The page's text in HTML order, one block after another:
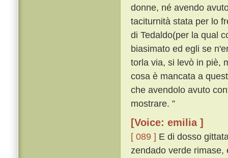
donne, né avendo
taciturnità stata per lo
di Tedaldo(per la qual
biasimato ed egli se
torla via, si levò in piè,
cosa è mancata a
che avendolo avuto
mostrare. ”
[Voice: emilia ]
[ 089 ] E di dosso
zendado verde